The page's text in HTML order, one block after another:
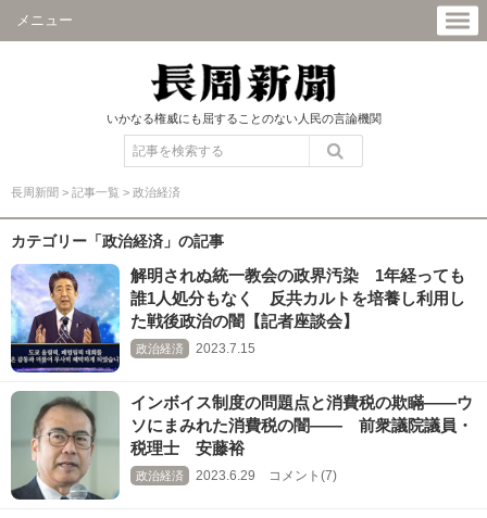
メニュー
いかなる権威にも屈することのない人民の言論機関
長周新聞 > 記事一覧 > 政治経済
カテゴリー「政治経済」の記事
解明されぬ統一教会の政界汚染 1年経っても
誰1人処分もなく 反共カルトを培養し利用し
た戦後政治の闇【記者座談会】
政治経済 2023.7.15
インボイス制度の問題点と消費税の欺瞞――ウ
ソにまみれた消費税の闇―― 前衆議院議員・
税理士 安藤裕
政治経済 2023.6.29 コメント(7)